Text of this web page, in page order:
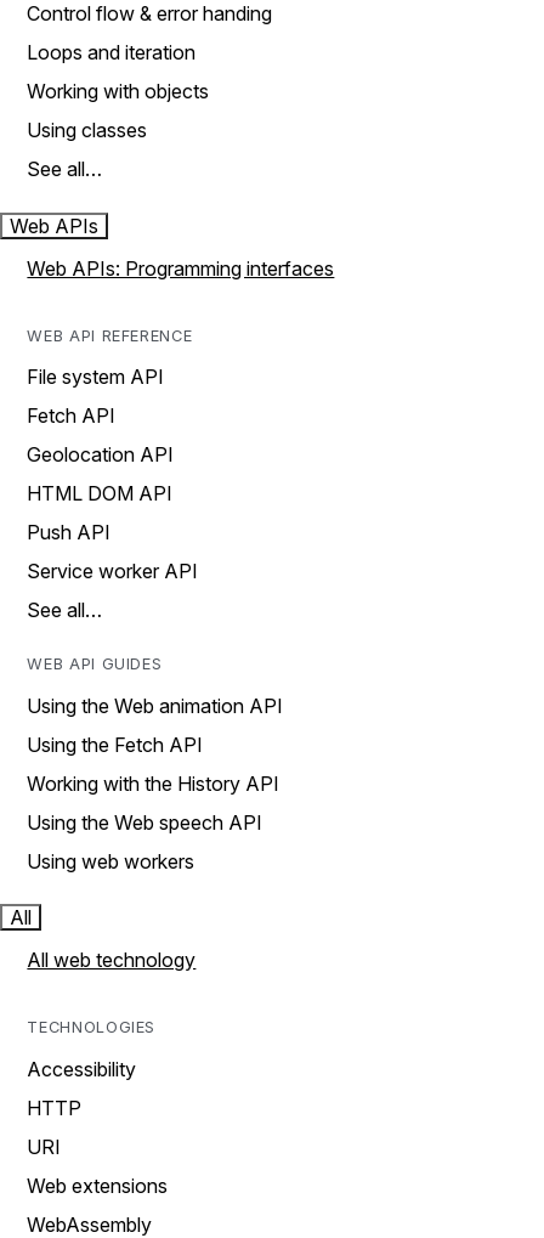
Control flow & error handing
Loops and iteration
Working with objects
Using classes
See all…
Web APIs
Web APIs: Programming interfaces
WEB API REFERENCE
File system API
Fetch API
Geolocation API
HTML DOM API
Push API
Service worker API
See all…
WEB API GUIDES
Using the Web animation API
Using the Fetch API
Working with the History API
Using the Web speech API
Using web workers
All
All web technology
TECHNOLOGIES
Accessibility
HTTP
URI
Web extensions
WebAssembly